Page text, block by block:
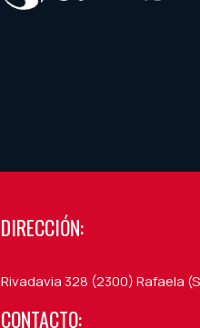
DIRECCIÓN:
Rivadavia 328 (2300) Rafaela
CONTACTO: